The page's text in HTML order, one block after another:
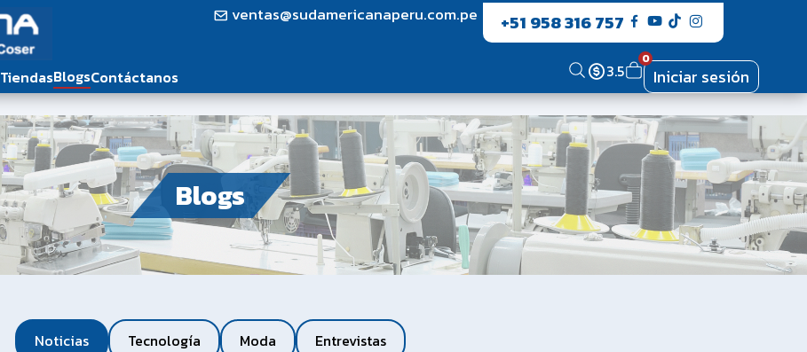
ventas@sudamericanaperu.com.pe +51 958 316 757
TiendasBlogsContáctanos 3.5
0
Iniciar sesión
Blogs
Noticias Tecnología Moda Entrevistas